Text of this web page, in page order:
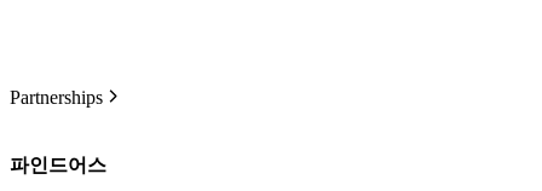
Partnerships
파인드어스